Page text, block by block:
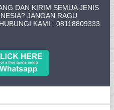
DAN KIRIM SEMUA JENIS
JANGAN RAGU
KAMI : 08118809333.